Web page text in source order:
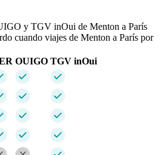
y TGV inOui de Menton a París
cuando viajes de Menton a París por
OUIGO TGV inOui